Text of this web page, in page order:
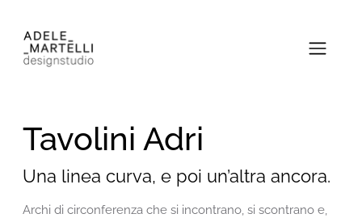
Tavolini Adri
Una linea curva, e poi un’altra ancora.
Archi di circonferenza che si incontrano, si scontrano e,